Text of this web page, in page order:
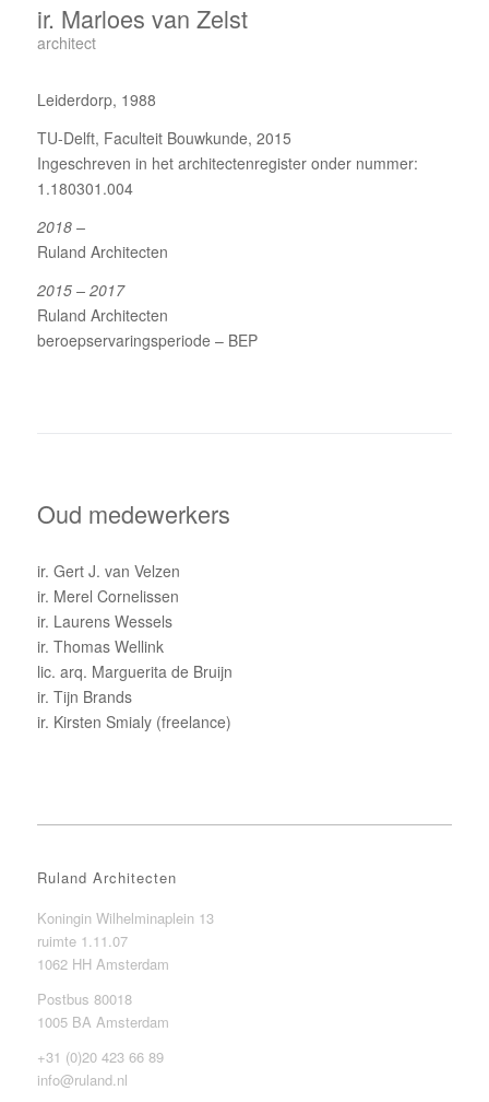
ir. Marloes van Zelst
architect
Leiderdorp, 1988
TU-Delft, Faculteit Bouwkunde, 2015
Ingeschreven in het architectenregister onder nummer:
1.180301.004
2018 –
Ruland Architecten
2015 – 2017
Ruland Architecten
beroepservaringsperiode – BEP
Oud medewerkers
ir. Gert J. van Velzen
ir. Merel Cornelissen
ir. Laurens Wessels
ir. Thomas Wellink
lic. arq. Marguerita de Bruijn
ir. Tijn Brands
ir. Kirsten Smialy (freelance)
Ruland Architecten
Koningin Wilhelminaplein 13
ruimte 1.11.07
1062 HH Amsterdam
Postbus 80018
1005 BA Amsterdam
+31 (0)20 423 66 89
info@ruland.nl